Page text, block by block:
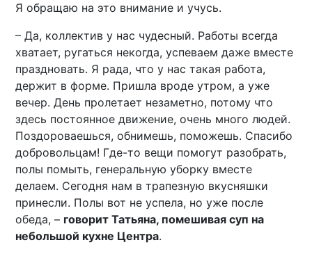
Я обращаю на это внимание и учусь.
– Да, коллектив у нас чудесный. Работы всегда
хватает, ругаться некогда, успеваем даже вместе
праздновать. Я рада, что у нас такая работа,
держит в форме. Пришла вроде утром, а уже
вечер. День пролетает незаметно, потому что
здесь постоянное движение, очень много людей.
Поздороваешься, обнимешь, поможешь. Спасибо
добровольцам! Где-то вещи помогут разобрать,
полы помыть, генеральную уборку вместе
делаем. Сегодня нам в трапезную вкусняшки
принесли. Полы вот не успела, но уже после
обеда, – говорит Татьяна, помешивая суп на
небольшой кухне Центра.